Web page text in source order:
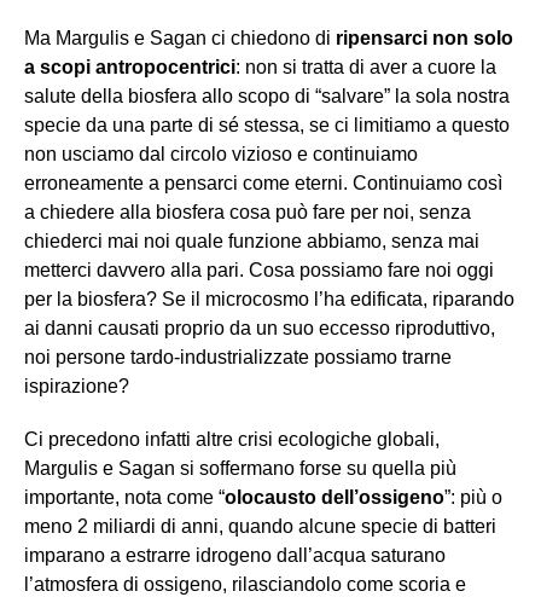
Ma Margulis e Sagan ci chiedono di ripensarci non solo
a scopi antropocentrici: non si tratta di aver a cuore la
salute della biosfera allo scopo di “salvare” la sola nostra
specie da una parte di sé stessa, se ci limitiamo a questo
non usciamo dal circolo vizioso e continuiamo
erroneamente a pensarci come eterni. Continuiamo così
a chiedere alla biosfera cosa può fare per noi, senza
chiederci mai noi quale funzione abbiamo, senza mai
metterci davvero alla pari. Cosa possiamo fare noi oggi
per la biosfera? Se il microcosmo l’ha edificata, riparando
ai danni causati proprio da un suo eccesso riproduttivo,
noi persone tardo-industrializzate possiamo trarne
ispirazione?
Ci precedono infatti altre crisi ecologiche globali,
Margulis e Sagan si soffermano forse su quella più
importante, nota come “olocausto dell’ossigeno”: più o
meno 2 miliardi di anni, quando alcune specie di batteri
imparano a estrarre idrogeno dall’acqua saturano
l’atmosfera di ossigeno, rilasciandolo come scoria e